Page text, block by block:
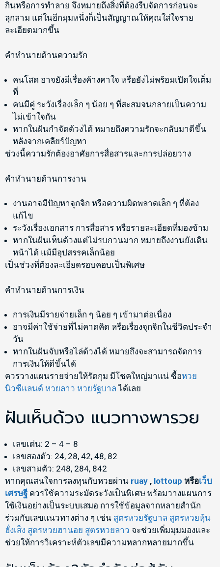
กินหรือการทำลาย จึงหมายถึงสิ่งที่ต้องรีบจัดการก่อนจะ
ลุกลาม แต่ในอีกมุมหนึ่งก็เป็นสัญญาณให้คุณใส่ใจราย
ละเอียดมากขึ้น
คำทำนายด้านความรัก
คนโสด อาจยังมีเรื่องค้างคาใจ หรือยังไม่พร้อมเปิดใจเต็ม
ที่
คนมีคู่ ระวังเรื่องเล็ก ๆ น้อย ๆ ที่สะสมจนกลายเป็นความ
ไม่เข้าใจกัน
หากในฝันกำจัดด้วงได้ หมายถึงความรักจะกลับมาดีขึ้น
หลังจากเคลียร์ปัญหา
ช่วงนี้ความรักต้องอาศัยการสื่อสารและการปล่อยวาง
คำทำนายด้านการงาน
งานอาจมีปัญหาจุกจิก หรือความผิดพลาดเล็ก ๆ ที่ต้อง
แก้ไข
ระวังเรื่องเอกสาร การสื่อสาร หรือรายละเอียดที่มองข้าม
หากในฝันเห็นด้วงแต่ไม่รบกวนมาก หมายถึงงานยังเดิน
หน้าได้ แม้มีอุปสรรคเล็กน้อย
เป็นช่วงที่ต้องละเอียดรอบคอบเป็นพิเศษ
คำทำนายด้านการเงิน
การเงินมีรายจ่ายเล็ก ๆ น้อย ๆ เข้ามาต่อเนื่อง
อาจมีค่าใช้จ่ายที่ไม่คาดคิด หรือเรื่องจุกจิกในชีวิตประจำ
วัน
หากในฝันจับหรือไล่ด้วงได้ หมายถึงจะสามารถจัดการ
การเงินให้ดีขึ้นได้
ควรวางแผนรายจ่ายให้รัดกุม มีโชคใหญ่มาแน่ ซื้อหวย
นิวซีแลนด์ หวยลาว หวยรัฐบาล ได้เลย
ฝันเห็นด้วง แนวทางพารวย
เลขเด่น: 2 – 4 – 8
เลขสองตัว: 24, 28, 42, 48, 82
เลขสามตัว: 248, 284, 842
หากคุณสนใจการลงทุนกับหวยผ่าน ruay , lottoup หรือเว็บ
เศรษฐีควรใช้ความระมัดระวังเป็นพิเศษ พร้อมวางแผนการ
ใช้เงินอย่างเป็นระบบเสมอ การใช้ข้อมูลจากหลายสำนัก
ร่วมกับเลขแนวทางต่าง ๆ เช่น สูตรหวยรัฐบาล สูตรหวยหุ้น
ฮั่งเส็ง สูตรหวยฮานอย สูตรหวยลาว จะช่วยเพิ่มมุมมองและ
ช่วยให้การวิเคราะห์ตัวเลขมีความหลากหลายมากขึ้น